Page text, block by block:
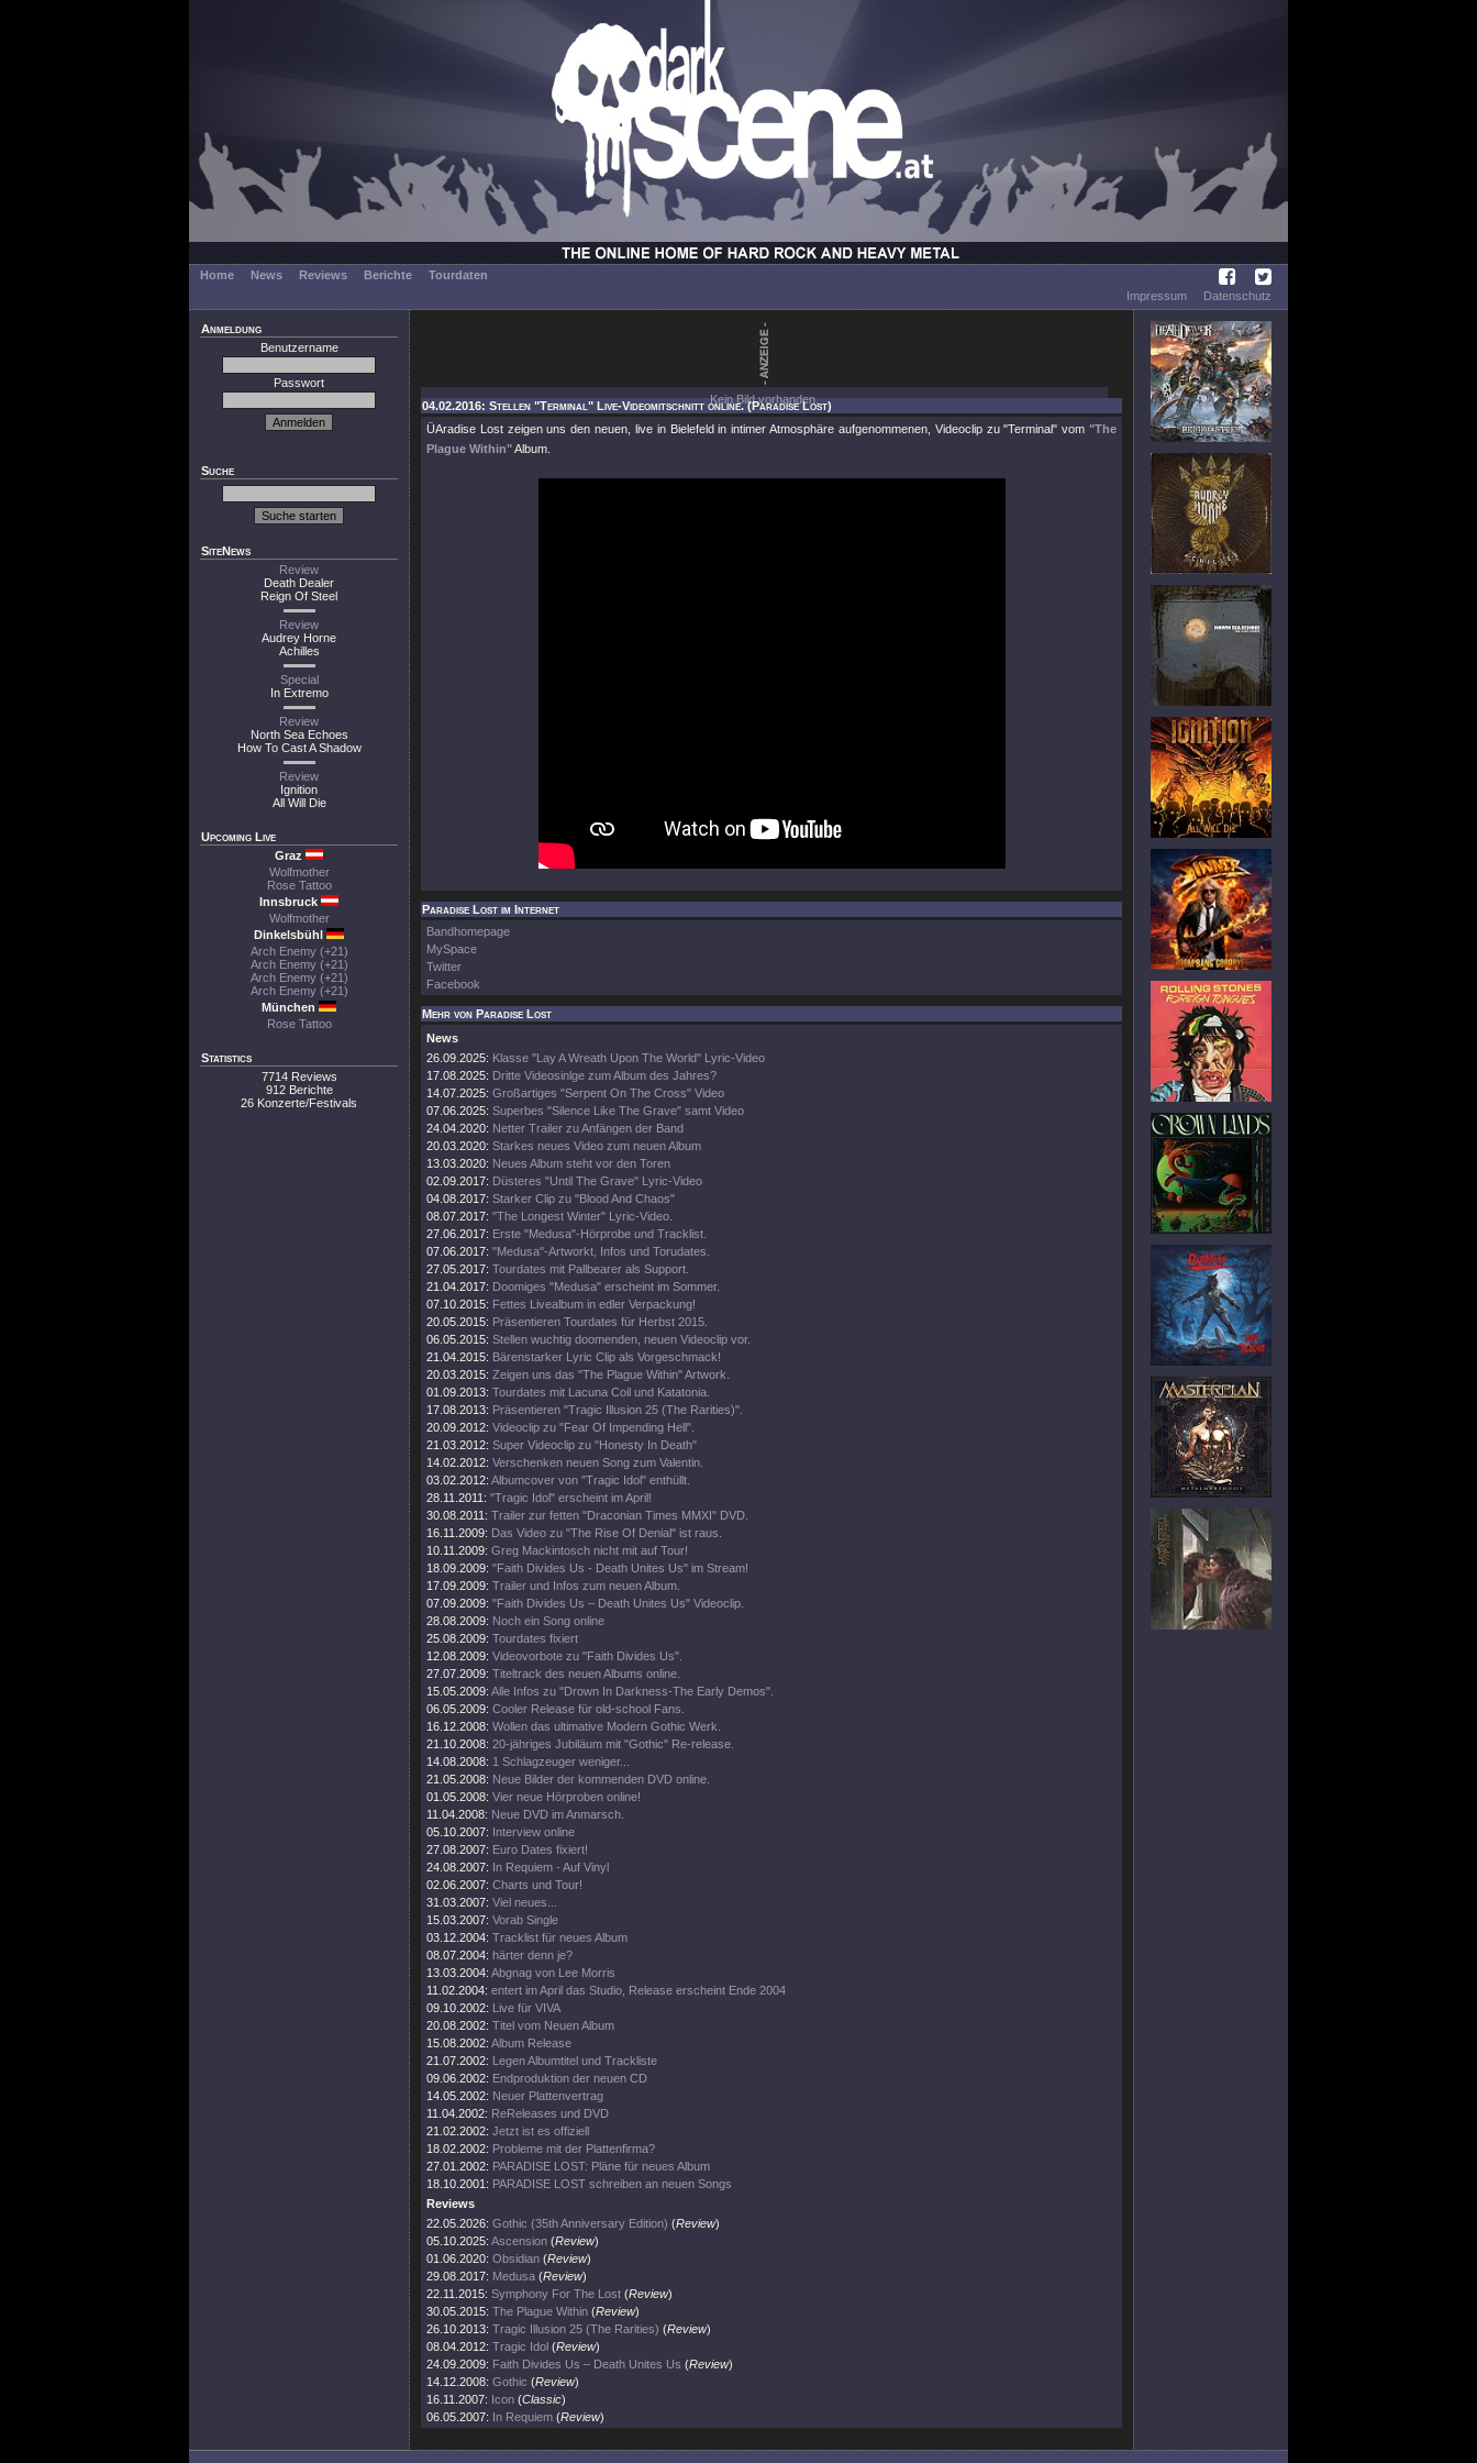
Home News Reviews Berichte
Tourdaten
Impressum
Datenschutz
Anmeldung
Benutzername
Passwort
Suche
SiteNews
Review
Death Dealer
Reign Of Steel
Review
Audrey Horne
Achilles
Special
In Extremo
Review
North Sea Echoes
How To Cast A Shadow
Review
Ignition
All Will Die
Upcoming Live
Graz
Wolfmother
Rose Tattoo
Innsbruck
Wolfmother
Dinkelsbühl
Arch Enemy (+21)
Arch Enemy (+21)
Arch Enemy (+21)
Arch Enemy (+21)
München
Rose Tattoo
Statistics
7714 Reviews
912 Berichte
26 Konzerte/Festivals
Kein Bild vorhanden.
04.02.2016: Stellen "Terminal" Live-Videomitschnitt online. (Paradise Lost)
ÜAradise Lost zeigen uns den neuen, live in Bielefeld in intimer Atmosphäre aufgenommenen, Videoclip zu"Terminal" vom"The
Plague Within"Album.
Paradise Lost im Internet
Bandhomepage
MySpace
Twitter
Facebook
Mehr von Paradise Lost
News
26.09.2025: Klasse "Lay A Wreath Upon The World" Lyric-Video
17.08.2025: Dritte Videosinlge zum Album des Jahres?
14.07.2025: Großartiges "Serpent On The Cross" Video
07.06.2025: Superbes "Silence Like The Grave" samt Video
24.04.2020: Netter Trailer zu Anfängen der Band
20.03.2020: Starkes neues Video zum neuen Album
13.03.2020: Neues Album steht vor den Toren
02.09.2017: Düsteres "Until The Grave" Lyric-Video
04.08.2017: Starker Clip zu "Blood And Chaos"
08.07.2017: "The Longest Winter" Lyric-Video.
27.06.2017: Erste "Medusa"-Hörprobe und Tracklist.
07.06.2017: "Medusa"-Artworkt, Infos und Torudates.
27.05.2017: Tourdates mit Pallbearer als Support.
21.04.2017: Doomiges "Medusa" erscheint im Sommer.
07.10.2015: Fettes Livealbum in edler Verpackung!
20.05.2015: Präsentieren Tourdates für Herbst 2015.
06.05.2015: Stellen wuchtig doomenden, neuen Videoclip vor.
21.04.2015: Bärenstarker Lyric Clip als Vorgeschmack!
20.03.2015: Zeigen uns das "The Plague Within" Artwork.
01.09.2013: Tourdates mit Lacuna Coil und Katatonia.
17.08.2013: Präsentieren "Tragic Illusion 25 (The Rarities)".
20.09.2012: Videoclip zu "Fear Of Impending Hell".
21.03.2012: Super Videoclip zu "Honesty In Death"
14.02.2012: Verschenken neuen Song zum Valentin.
03.02.2012: Albumcover von "Tragic Idol" enthüllt.
28.11.2011: "Tragic Idol" erscheint im April!
30.08.2011: Trailer zur fetten "Draconian Times MMXI" DVD.
16.11.2009: Das Video zu "The Rise Of Denial" ist raus.
10.11.2009: Greg Mackintosch nicht mit auf Tour!
18.09.2009: "Faith Divides Us - Death Unites Us" im Stream!
17.09.2009: Trailer und Infos zum neuen Album.
07.09.2009: "Faith Divides Us – Death Unites Us" Videoclip.
28.08.2009: Noch ein Song online
25.08.2009: Tourdates fixiert
12.08.2009: Videovorbote zu "Faith Divides Us".
27.07.2009: Titeltrack des neuen Albums online.
15.05.2009: Alle Infos zu "Drown In Darkness-The Early Demos".
06.05.2009: Cooler Release für old-school Fans.
16.12.2008: Wollen das ultimative Modern Gothic Werk.
21.10.2008: 20-jähriges Jubiläum mit "Gothic" Re-release.
14.08.2008: 1 Schlagzeuger weniger...
21.05.2008: Neue Bilder der kommenden DVD online.
01.05.2008: Vier neue Hörproben online!
11.04.2008: Neue DVD im Anmarsch.
05.10.2007: Interview online
27.08.2007: Euro Dates fixiert!
24.08.2007: In Requiem - Auf Vinyl
02.06.2007: Charts und Tour!
31.03.2007: Viel neues...
15.03.2007: Vorab Single
03.12.2004: Tracklist für neues Album
08.07.2004: härter denn je?
13.03.2004: Abgnag von Lee Morris
11.02.2004: entert im April das Studio, Release erscheint Ende 2004
09.10.2002: Live für VIVA
20.08.2002: Titel vom Neuen Album
15.08.2002: Album Release
21.07.2002: Legen Albumtitel und Trackliste
09.06.2002: Endproduktion der neuen CD
14.05.2002: Neuer Plattenvertrag
11.04.2002: ReReleases und DVD
21.02.2002: Jetzt ist es offiziell
18.02.2002: Probleme mit der Plattenfirma?
27.01.2002: PARADISE LOST: Pläne für neues Album
18.10.2001: PARADISE LOST schreiben an neuen Songs
Reviews
22.05.2026: Gothic (35th Anniversary Edition) (Review)
05.10.2025: Ascension (Review)
01.06.2020: Obsidian (Review)
29.08.2017: Medusa (Review)
22.11.2015: Symphony For The Lost (Review)
30.05.2015: The Plague Within (Review)
26.10.2013: Tragic Illusion 25 (The Rarities) (Review)
08.04.2012: Tragic Idol (Review)
24.09.2009: Faith Divides Us – Death Unites Us (Review)
14.12.2008: Gothic (Review)
16.11.2007: Icon (Classic)
06.05.2007: In Requiem (Review)